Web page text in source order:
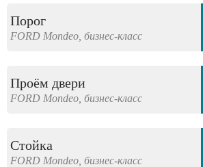
Порог
FORD Mondeo, бизнес-класс
Проём двери
FORD Mondeo, бизнес-класс
Стойка
FORD Mondeo, бизнес-класс